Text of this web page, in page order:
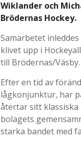
Wiklander och
Brödernas Hockey.
Samarbetet
klivet upp i
till Brödernas/Väsby.
Efter en tid av
lågkonjunktur, har
återtar sitt klassiska
bolagets
starka bandet med